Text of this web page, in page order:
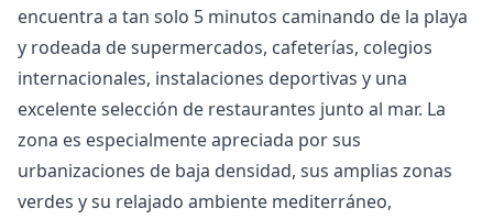
encuentra a tan solo 5 minutos caminando de la playa
y rodeada de supermercados, cafeterías, colegios
internacionales, instalaciones deportivas y una
excelente selección de restaurantes junto al mar. La
zona es especialmente apreciada por sus
urbanizaciones de baja densidad, sus amplias zonas
verdes y su relajado ambiente mediterráneo,